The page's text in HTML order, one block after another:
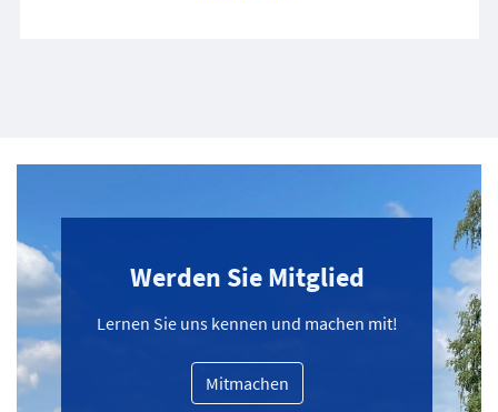
Werden Sie Mitglied
Lernen Sie uns kennen und machen mit!
Mitmachen